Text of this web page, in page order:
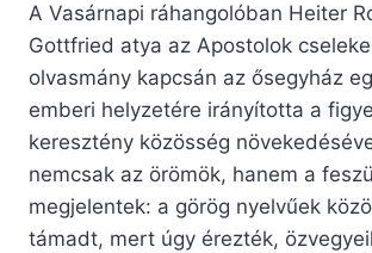
A Vasárnapi ráhangolóban Heiter
Gottfried atya az Apostolok
olvasmány kapcsán az ősegyház
emberi helyzetére irányította a
keresztény közösség
nemcsak az örömök, hanem a
megjelentek: a görög nyelvűek
támadt, mert úgy érezték,